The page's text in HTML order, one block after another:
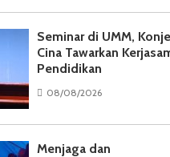
Seminar di UMM,
Cina Tawarkan
Pendidikan
08/08/2026
Menjaga dan